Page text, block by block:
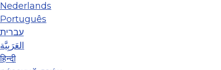
Nederlands
Português
עברית
العَرَبِيَّة
हिन्दी